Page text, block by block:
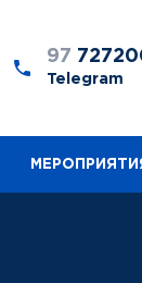
97
Telegram